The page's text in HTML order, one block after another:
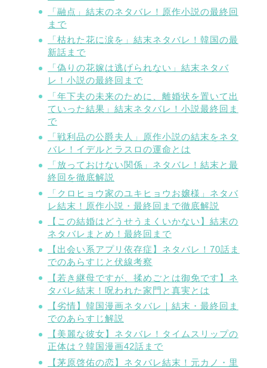
「融点」結末のネタバレ！原作小説の最終回
まで
「枯れた花に涙を」結末ネタバレ！韓国の最
新話まで
「偽りの花嫁は逃げられない」結末ネタバ
レ！小説の最終回まで
「年下夫の未来のために、離婚状を置いて出
ていった結果」結末ネタバレ！小説最終回ま
で
「戦利品の公爵夫人」原作小説の結末をネタ
バレ！イデルとラスロの運命とは
「放っておけない関係」ネタバレ！結末と最
終回を徹底解説
「クロヒョウ家のユキヒョウお嬢様」ネタバ
レ結末！原作小説・最終回まで徹底解説
【この結婚はどうせうまくいかない】結末の
ネタバレまとめ！最終回まで
【出会い系アプリ依存症】ネタバレ！70話ま
でのあらすじと伏線考察
【若き継母ですが、揉めごとは御免です】ネ
タバレ結末！呪われた家門と真実とは
【劣情】韓国漫画ネタバレ｜結末・最終回ま
でのあらすじ解説
【美麗な彼女】ネタバレ！タイムスリップの
正体は？韓国漫画42話まで
【茅原啓佑の恋】ネタバレ結末！元カノ・里